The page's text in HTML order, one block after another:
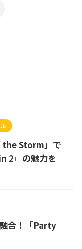
the Storm」で
2』の魅力を
合！「Party